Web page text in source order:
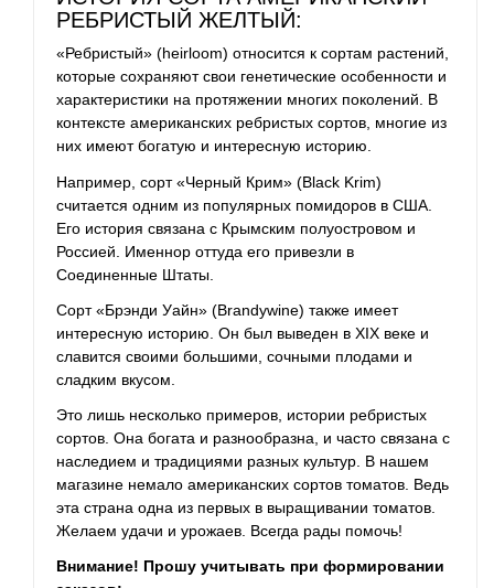
РЕБРИСТЫЙ ЖЕЛТЫЙ:
«Ребристый» (heirloom) относится к сортам растений,
которые сохраняют свои генетические особенности и
характеристики на протяжении многих поколений. В
контексте американских ребристых сортов, многие из
них имеют богатую и интересную историю.
Например, сорт «Черный Крим» (Black Krim)
считается одним из популярных помидоров в США.
Его история связана с Крымским полуостровом и
Россией. Именнор оттуда его привезли в
Соединенные Штаты.
Сорт «Брэнди Уайн» (Brandywine) также имеет
интересную историю. Он был выведен в XIX веке и
славится своими большими, сочными плодами и
сладким вкусом.
Это лишь несколько примеров, истории ребристых
сортов. Она богата и разнообразна, и часто связана с
наследием и традициями разных культур. В нашем
магазине немало американских сортов томатов. Ведь
эта страна одна из первых в выращивании томатов.
Желаем удачи и урожаев. Всегда рады помочь!
Внимание! Прошу учитывать при формировании